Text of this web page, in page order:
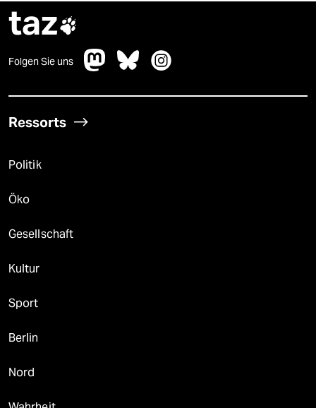
taz
Folgen Sie uns
Ressorts
Politik
Öko
Gesellschaft
Kultur
Sport
Berlin
Nord